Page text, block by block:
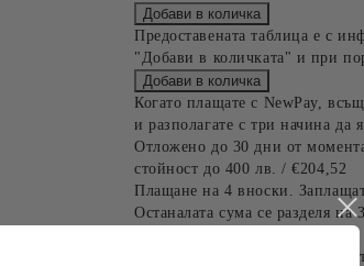
Предоставената таблица е с
"Добави в количката" и при
Когато плащате с NewPay,
и разполагате с три начина да
Отложено до 30 дни от
стойност до 400 лв. / €204,52
Плащане на 4 вноски.
Останалата сума се разделя
Плащане на 6 вноски.